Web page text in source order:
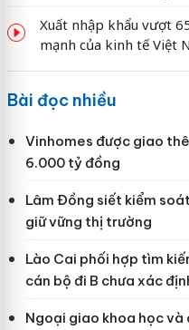
Xuất nhập khẩu vượt
mạnh của kinh tế Việt
Bài đọc nhiều
Vinhomes được giao
6.000 tỷ đồng
Lâm Đồng siết kiểm
giữ vững thị trường
Lào Cai phối hợp tìm
cán bộ đi B chưa xác
Ngoại giao khoa học và